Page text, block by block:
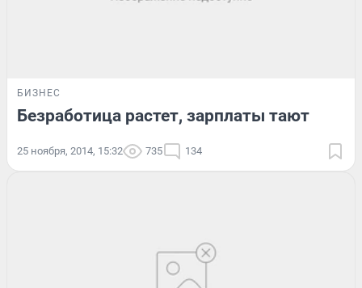
БИЗНЕС
Безработица растет, зарплаты тают
25 ноября, 2014, 15:32 735 134